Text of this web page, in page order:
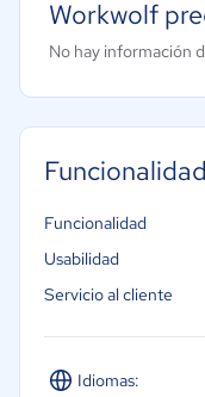
Gobierno
Workwolf
No hay información
Idiomas:
Funcionalidad
Usabilidad
Servicio al cliente